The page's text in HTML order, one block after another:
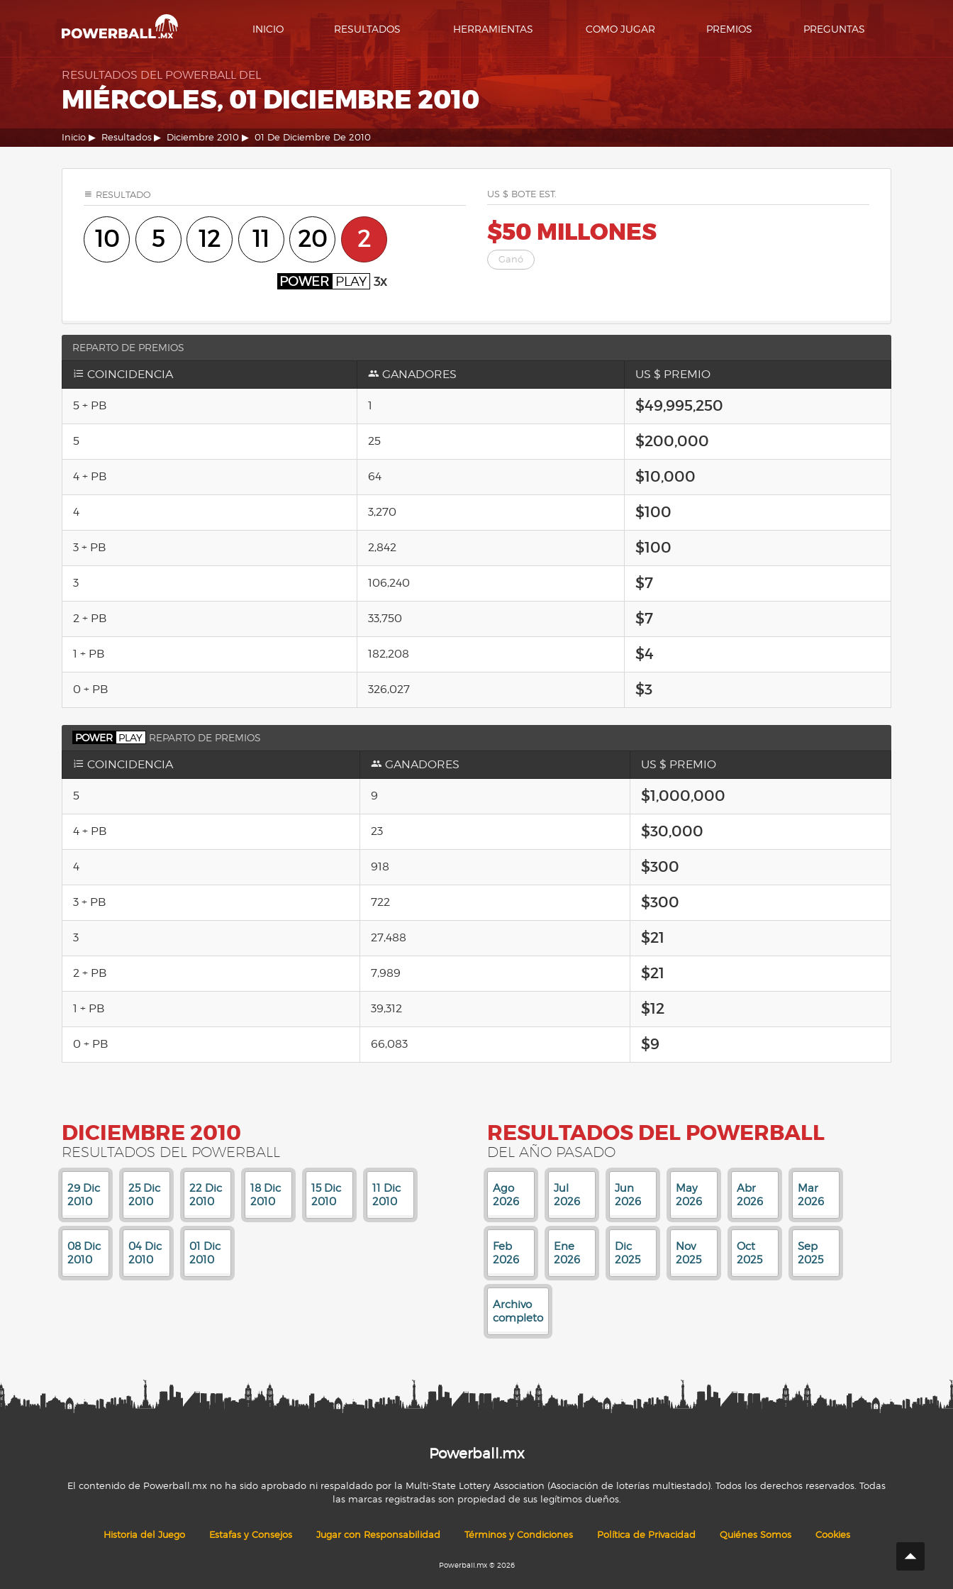
INICIO RESULTADOS HERRAMIENTAS COMO JUGAR PREMIOS PREGUNTAS
RESULTADOS DEL POWERBALL DEL
MIÉRCOLES, 01 DICIEMBRE 2010
Inicio Resultados Diciembre 2010 01 De Diciembre De 2010
RESULTADO
10 5 12 11 20 2
POWER PLAY 3x
US $ BOTE EST.
$50 MILLONES
Ganó
REPARTO DE PREMIOS
COINCIDENCIA GANADORES US $ PREMIO
5 + PB 1 $49,995,250
5 25 $200,000
4 + PB 64 $10,000
4 3,270 $100
3 + PB 2,842 $100
3 106,240 $7
2 + PB 33,750 $7
1 + PB 182,208 $4
0 + PB 326,027 $3
POWER PLAY REPARTO DE PREMIOS
COINCIDENCIA GANADORES US $ PREMIO
5 9 $1,000,000
4 + PB 23 $30,000
4 918 $300
3 + PB 722 $300
3 27,488 $21
2 + PB 7,989 $21
1 + PB 39,312 $12
0 + PB 66,083 $9
DICIEMBRE 2010
RESULTADOS DEL POWERBALL
29 Dic
2010
25 Dic
2010
22 Dic
2010
18 Dic
2010
15 Dic
2010
11 Dic
2010
08 Dic
2010
04 Dic
2010
01 Dic
2010
RESULTADOS DEL POWERBALL
DEL AÑO PASADO
Ago
2026
Jul
2026
Jun
2026
May
2026
Abr
2026
Mar
2026
Feb
2026
Ene
2026
Dic
2025
Nov
2025
Oct
2025
Sep
2025
Archivo
completo
Powerball.mx
El contenido de Powerball.mx no ha sido aprobado ni respaldado por la Multi-State Lottery Association (Asociación de loterías multiestado). Todos los derechos reservados. Todas
las marcas registradas son propiedad de sus legítimos dueños.
Historia del Juego Estafas y Consejos Jugar con Responsabilidad Términos y Condiciones Política de Privacidad Quiénes Somos Cookies
Powerball.mx © 2026